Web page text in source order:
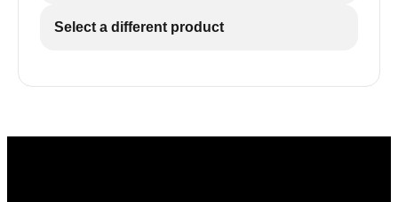
Select a different product